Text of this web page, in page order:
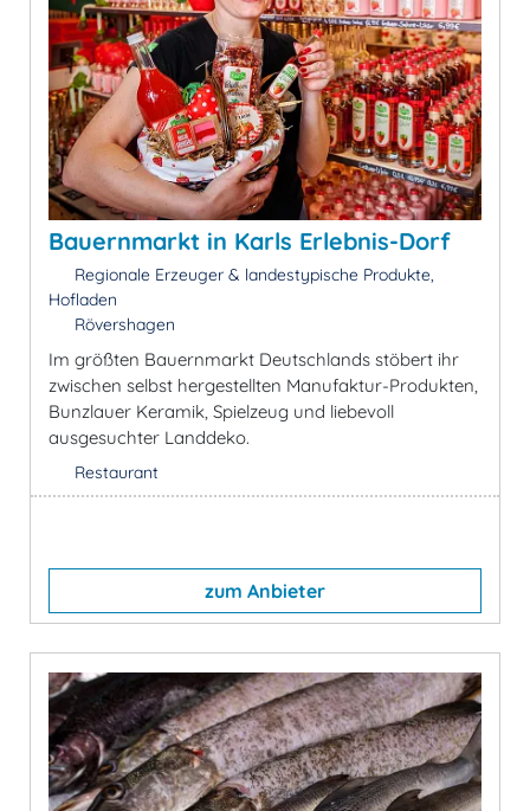
Bauernmarkt in Karls Erlebnis-Dorf
Regionale Erzeuger & landestypische Produkte,
Hofladen
Rövershagen
Im größten Bauernmarkt Deutschlands stöbert ihr
zwischen selbst hergestellten Manufaktur-Produkten,
Bunzlauer Keramik, Spielzeug und liebevoll
ausgesuchter Landdeko.
Restaurant
zum Anbieter